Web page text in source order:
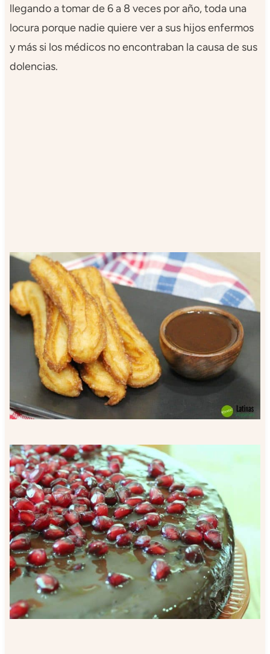
llegando a tomar de 6 a 8 veces por año, toda una
locura porque nadie quiere ver a sus hijos enfermos
y más si los médicos no encontraban la causa de sus
dolencias.